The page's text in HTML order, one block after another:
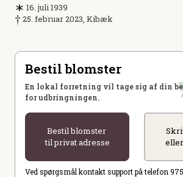
16. juli 1939
25. februar 2023, Kibæk
Bestil blomster
En lokal forretning vil tage sig af din
for udbringningen.
Bestil blomster
til privat adresse
Ved spørgsmål kontakt support på telefon